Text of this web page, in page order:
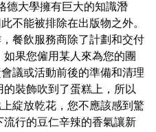
德大學擁有巨大的知識潛
不能被排除在出版物之外。
餐飲服務商除了計劃和交付
果您僱用某人來為您的團
議或活動前後的準備和清理
裝飾吹到了蛋糕上，所以
綻放乾花，您不應該感到驚
行的豆仁辛辣的香氣讓新